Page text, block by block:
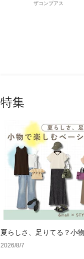
ザコンプアス
特集
夏らしさ、足りてる？小
ーデ4選
2026/8/7